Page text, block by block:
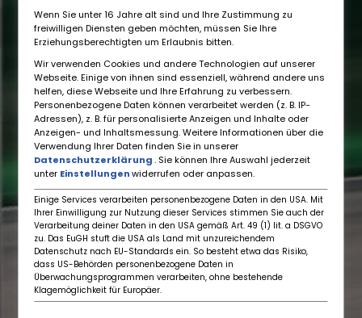
Wenn Sie unter 16 Jahre alt sind und Ihre Zustimmung zu
freiwilligen Diensten geben möchten, müssen Sie Ihre
Erziehungsberechtigten um Erlaubnis bitten.
Wir verwenden Cookies und andere Technologien auf unserer
Webseite. Einige von ihnen sind essenziell, während andere uns
helfen, diese Webseite und Ihre Erfahrung zu verbessern.
Personenbezogene Daten können verarbeitet werden (z. B. IP-
Adressen), z. B. für personalisierte Anzeigen und Inhalte oder
Anzeigen- und Inhaltsmessung. Weitere Informationen über die
Verwendung Ihrer Daten finden Sie in unserer
Datenschutzerklärung. Sie können Ihre Auswahl jederzeit
unter Einstellungenwiderrufen oder anpassen.
Einige Services verarbeiten personenbezogene Daten in den USA. Mit
Ihrer Einwilligung zur Nutzung dieser Services stimmen Sie auch der
Verarbeitung deiner Daten in den USA gemäß Art. 49 (1) lit. a DSGVO
zu. Das EuGH stuft die USA als Land mit unzureichendem
Datenschutz nach EU-Standards ein. So besteht etwa das Risiko,
dass US-Behörden personenbezogene Daten in
Überwachungsprogrammen verarbeiten, ohne bestehende
Klagemöglichkeit für Europäer.